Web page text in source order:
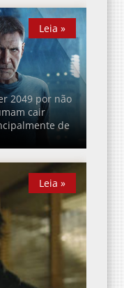
2049 por não
cair
de
Leia »
Leia »
Leia »
Leia »